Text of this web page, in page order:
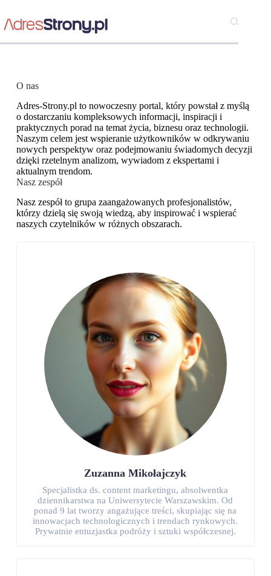
O nas
Adres-Strony.pl to nowoczesny portal, który powstał z myślą
o dostarczaniu kompleksowych informacji, inspiracji i
praktycznych porad na temat życia, biznesu oraz technologii.
Naszym celem jest wspieranie użytkowników w odkrywaniu
nowych perspektyw oraz podejmowaniu świadomych decyzji
dzięki rzetelnym analizom, wywiadom z ekspertami i
aktualnym trendom.
Nasz zespół
Nasz zespół to grupa zaangażowanych profesjonalistów,
którzy dzielą się swoją wiedzą, aby inspirować i wspierać
naszych czytelników w różnych obszarach.
Zuzanna Mikołajczyk
Specjalistka ds. content marketingu, absolwentka
dziennikarstwa na Uniwersytecie Warszawskim. Od
ponad 9 lat tworzy angażujące treści, skupiając się na
innowacjach technologicznych i trendach rynkowych.
Prywatnie entuzjastka podróży i sztuki współczesnej.